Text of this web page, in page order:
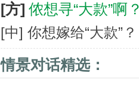
[方] 侬想寻“大款”啊
[中] 你想嫁给“大款”？
情景对话精选：